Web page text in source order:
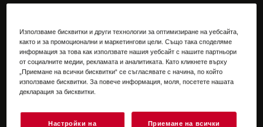
data, please review ourdata protection statement
Използваме бисквитки и други технологии за оптимизиране на уебсайта,
както и за промоционални и маркетингови цели. Също така споделяме
информация за това как използвате нашия уебсайт с нашите партньори
от социалните медии, рекламата и аналитиката. Като кликнете върху
„Приемане на всички бисквитки“ се съгласявате с начина, по който
използваме бисквитки. За повече информация, моля, посетете нашата
декларация за бисквитки.
Настройки на
Приемане на всички